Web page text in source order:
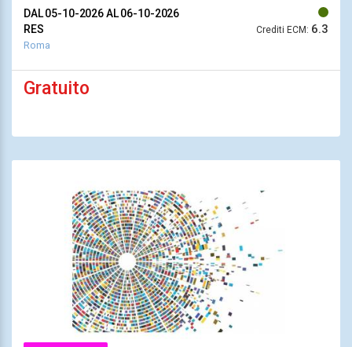
DAL 05-10-2026AL 06-10-2026
RES
Crediti ECM: 6.3
Roma
Gratuito